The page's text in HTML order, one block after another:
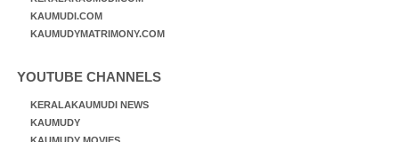
KAUMUDI.COM
KAUMUDYMATRIMONY.COM
YOUTUBE CHANNELS
KERALAKAUMUDI NEWS
KAUMUDY